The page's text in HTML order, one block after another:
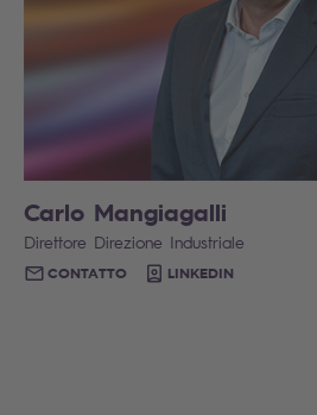
Carlo Mangiagalli
Direttore Direzione Industriale
CONTATTO LINKEDIN